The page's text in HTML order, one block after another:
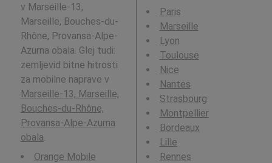
v Marseille-13,
Marseille, Bouches-du-
Rhône, Provansa-Alpe-
Azurna obala. Glej tudi:
zemljevid bitne hitrosti
za mobilne naprave v
Marseille-13, Marseille,
Bouches-du-Rhône,
Provansa-Alpe-Azurna
obala
Orange Mobile
Paris
Marseille
Lyon
Toulouse
Nice
Nantes
Strasbourg
Montpellier
Bordeaux
Lille
Rennes